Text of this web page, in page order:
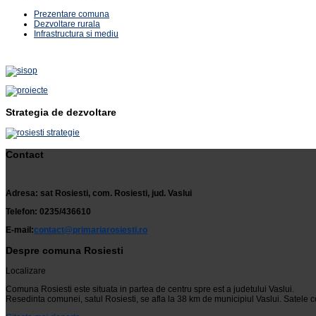
Prezentare comuna
Dezvoltare rurala
Infrastructura si mediu
Strategia de dezvoltare
Contact
Adresa: sat Rosiesti, com. Rosiesti, jud. Vaslui
Telefon: 0235/436610
E-mail:contact@primariarosiesti.ro
Despre comuna Rosiesti
Localizare
Comuna Rosiesti este situata in partea de centru spre est a judetului Vaslui.
Resedinta comunei, satul Rosiesti, se afla la 38 km de municipiul Vaslui.